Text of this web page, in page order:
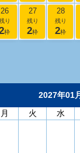
26
り
枠
27
残り
2枠
28
残り
2枠
2027年01
月 火 水